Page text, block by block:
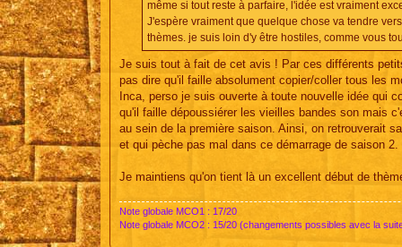
même si tout reste à parfaire, l'idée est vraiment
J'espère vraiment que quelque chose va tendre
thèmes. je suis loin d'y être hostiles, comme vous
Je suis tout à fait de cet avis ! Par ces différents
pas dire qu'il faille absolument copier/coller tous les
Inca, perso je suis ouverte à toute nouvelle idée qui
qu'il faille dépoussiérer les vieilles bandes son mais
au sein de la première saison. Ainsi, on retrouverait
et qui pèche pas mal dans ce démarrage de saison 2.
Je maintiens qu'on tient là un excellent début de
Note globale MCO1 : 17/20
Note globale MCO2 : 15/20 (changements possibles avec la